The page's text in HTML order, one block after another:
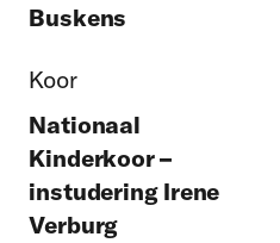
Buskens
Koor
Nationaal
Kinderkoor –
instudering Irene
Verburg